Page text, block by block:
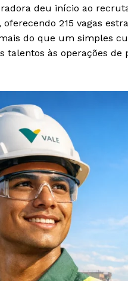
deu início ao
oferecendo 215 vagas
do que um simples
talentos às operações